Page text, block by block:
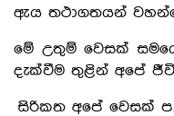
ඇය තථාගතයන්
මේ උතුම් වෙසක්
දැක්වීම තුළින් අපේ
සිරිකත අපේ වෙසක්